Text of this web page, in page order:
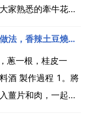
家熟悉的牽牛花就
南美洲，之後廣佈
僅次於大米 小...
土豆燒雞塊如何做，土豆燒雞塊的做法，香辣土豆燒雞塊怎麼做好
蔥一根，桂皮一
酒 製作過程 1。將
薑片和肉，一起爆